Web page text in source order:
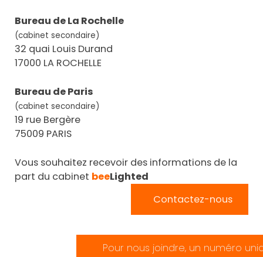
Bureau de La Rochelle
(cabinet secondaire)
32 quai Louis Durand
17000 LA ROCHELLE
Bureau de Paris
(cabinet secondaire)
19 rue Bergère
75009 PARIS
Vous souhaitez recevoir des informations de la
part du cabinet beeLighted
Contactez-nous
Pour nous joindre, un numéro